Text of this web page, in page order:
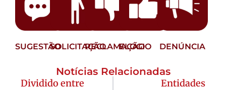
SUGESTÃOSOLICITAÇÃORECLAMAÇÃO
ELOGIO DENÚNCIA
Notícias Relacionadas
Dividido entre
Entidades